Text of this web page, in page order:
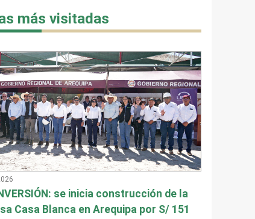
más visitadas
se inicia construcción de la
Casa Blanca en Arequipa por S/ 151